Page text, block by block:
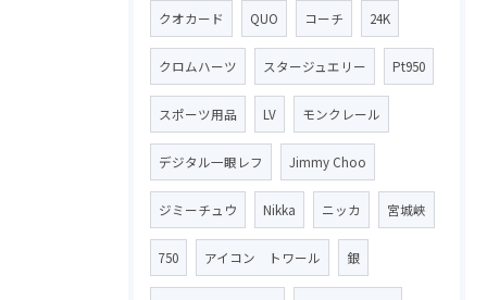
クオカード QUO コーチ 24K
クロムハーツ スタージュエリー Pt950
スポーツ用品 LV モンクレール
デジタル一眼レフ Jimmy Choo
ジミーチュウ Nikka ニッカ 宮城峡
750 アイコン トワール 銀